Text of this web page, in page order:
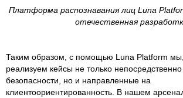
Платформа распознавания лиц Luna
отечественная
Таким образом, с помощью Luna Platform мы,
реализуем кейсы не только
безопасности, но и направленные на
клиентоориентированность. В нашем